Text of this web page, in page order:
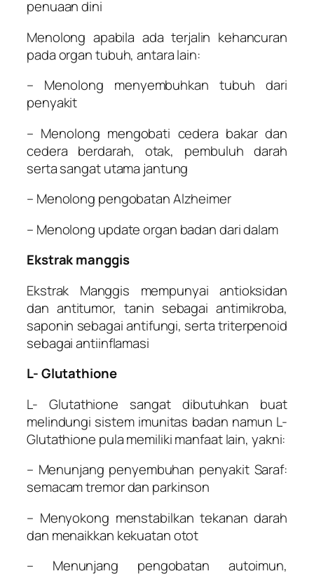
penuaan dini
Menolong apabila ada terjalin kehancuran
pada organ tubuh, antara lain:
– Menolong menyembuhkan tubuh dari
penyakit
– Menolong mengobati cedera bakar dan
cedera berdarah, otak, pembuluh darah
serta sangat utama jantung
– Menolong pengobatan Alzheimer
– Menolong update organ badan dari dalam
Ekstrak manggis
Ekstrak Manggis mempunyai antioksidan
dan antitumor, tanin sebagai antimikroba,
saponin sebagai antifungi, serta triterpenoid
sebagai antiinflamasi
L- Glutathione
L- Glutathione sangat dibutuhkan buat
melindungi sistem imunitas badan namun L-
Glutathione pula memiliki manfaat lain, yakni:
– Menunjang penyembuhan penyakit Saraf:
semacam tremor dan parkinson
– Menyokong menstabilkan tekanan darah
dan menaikkan kekuatan otot
– Menunjang pengobatan autoimun,